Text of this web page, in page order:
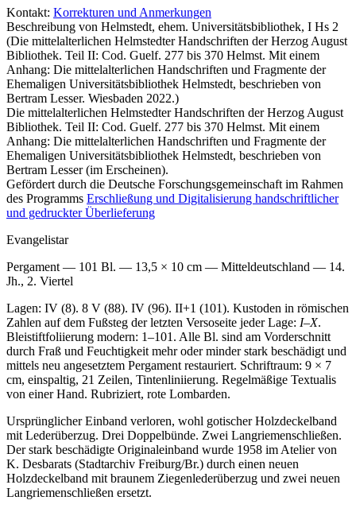
Kontakt: Korrekturen und Anmerkungen
Beschreibung von Helmstedt, ehem. Universitätsbibliothek, I Hs 2
(Die mittelalterlichen Helmstedter Handschriften der Herzog August
Bibliothek. Teil II: Cod. Guelf. 277 bis 370 Helmst. Mit einem
Anhang: Die mittelalterlichen Handschriften und Fragmente der
Ehemaligen Universitätsbibliothek Helmstedt, beschrieben von
Bertram Lesser. Wiesbaden 2022.)
Die mittelalterlichen Helmstedter Handschriften der Herzog August
Bibliothek. Teil II: Cod. Guelf. 277 bis 370 Helmst. Mit einem
Anhang: Die mittelalterlichen Handschriften und Fragmente der
Ehemaligen Universitätsbibliothek Helmstedt, beschrieben von
Bertram Lesser (im Erscheinen).
Gefördert durch die Deutsche Forschungsgemeinschaft im Rahmen
des Programms Erschließung und Digitalisierung handschriftlicher
und gedruckter Überlieferung
Evangelistar
Pergament — 101 Bl. — 13,5 × 10 cm — Mitteldeutschland — 14.
Jh., 2. Viertel
Lagen: IV (8). 8 V (88). IV (96). II+1 (101). Kustoden in römischen
Zahlen auf dem Fußsteg der letzten Versoseite jeder Lage: I–X.
Bleistiftfoliierung modern: 1–101 . Alle Bl. sind am Vorderschnitt
durch Fraß und Feuchtigkeit mehr oder minder stark beschädigt und
mittels neu angesetztem Pergament restauriert. Schriftraum: 9 × 7
cm, einspaltig, 21 Zeilen, Tintenliniierung. Regelmäßige Textualis
von einer Hand. Rubriziert, rote Lombarden.
Ursprünglicher Einband verloren, wohl gotischer Holzdeckelband
mit Lederüberzug. Drei Doppelbünde. Zwei Langriemenschließen.
Der stark beschädigte Originaleinband wurde 1958 im Atelier von
K. Desbarats (Stadtarchiv Freiburg/Br.) durch einen neuen
Holzdeckelband mit braunem Ziegenlederüberzug und zwei neuen
Langriemenschließen ersetzt.